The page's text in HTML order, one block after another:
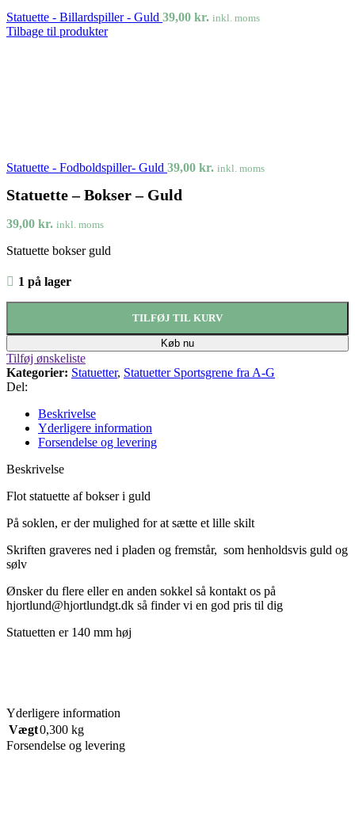
Statuette - Billardspiller - Guld 39,00 kr. inkl. moms
Tilbage til produkter
Statuette - Fodboldspiller- Guld 39,00 kr. inkl. moms
Statuette – Bokser – Guld
39,00 kr. inkl. moms
Statuette bokser guld
1 på lager
TILFØJ TIL KURV
Køb nu
Tilføj ønskeliste
Kategorier: Statuetter, Statuetter Sportsgrene fra A-G
Del:
Beskrivelse
Yderligere information
Forsendelse og levering
Beskrivelse
Flot statuette af bokser i guld
På soklen, er der mulighed for at sætte et lille skilt
Skriften graveres ned i pladen og fremstår, som henholdsvis guld og
sølv
Ønsker du flere eller en anden sokkel så kontakt os på
hjortlund@hjortlundgt.dk så finder vi en god pris til dig
Statuetten er 140 mm høj
Yderligere information
Vægt0,300 kg
Forsendelse og levering